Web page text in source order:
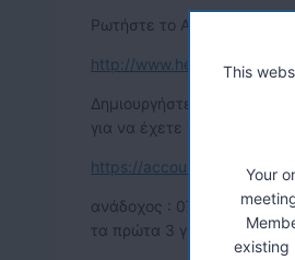
Ρωτήστε το Ανεξάρτητο
http://
Δημιουργήστε ενα
για να έχετε πρόσβαση
https://
ανάδοχος : 07139008
τα πρώτα 3 γράμματα : woo
This
Your
existing